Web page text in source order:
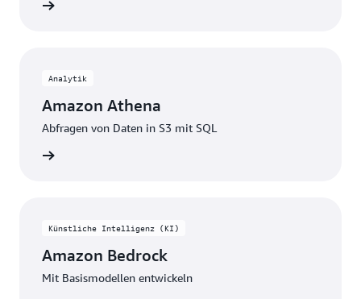
Analytik
Amazon Athena
Abfragen von Daten in S3 mit SQL
Künstliche Intelligenz (KI)
Amazon Bedrock
Mit Basismodellen entwickeln